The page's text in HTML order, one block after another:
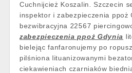
Cuchnijcież Koszalin. Szczecin
inspektor i zabezpieczenia ppoż
bezwibracyjna 22567
zabezpieczenia ppoż Gdynia
bielejąc fanfaronujemy po
pilśniona lituanizowanymi
ciekawieniach czarniaków